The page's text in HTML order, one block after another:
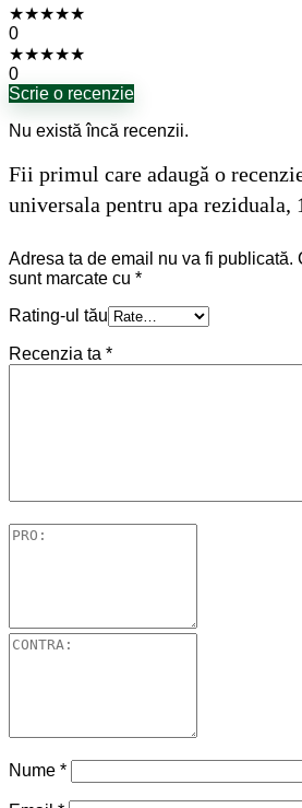
★★★★★
0
★★★★★
0
Scrie o recenzie
Nu există încă recenzii.
Fii primul care adaugă o
universala pentru apa reziduala,
Adresa ta de email nu va fi publicată.
sunt marcate cu *
Rating-ul tău
Recenzia ta *
Nume *